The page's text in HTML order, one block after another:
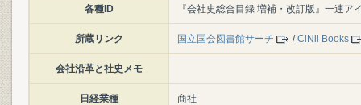
各種ID 『会社史総合目録 増補・改訂版』一連ア
所蔵リンク 国立国会図書館サーチ /CiNii Books
会社沿革と社史メモ
日経業種 商社